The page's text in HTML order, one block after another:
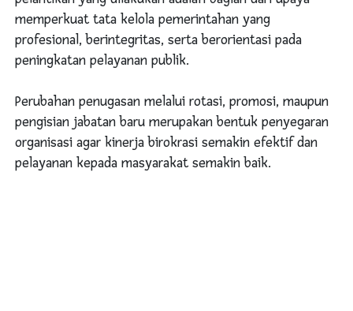
memperkuat tata kelola pemerintahan yang
profesional, berintegritas, serta berorientasi pada
peningkatan pelayanan publik.
Perubahan penugasan melalui rotasi, promosi, maupun
pengisian jabatan baru merupakan bentuk penyegaran
organisasi agar kinerja birokrasi semakin efektif dan
pelayanan kepada masyarakat semakin baik.